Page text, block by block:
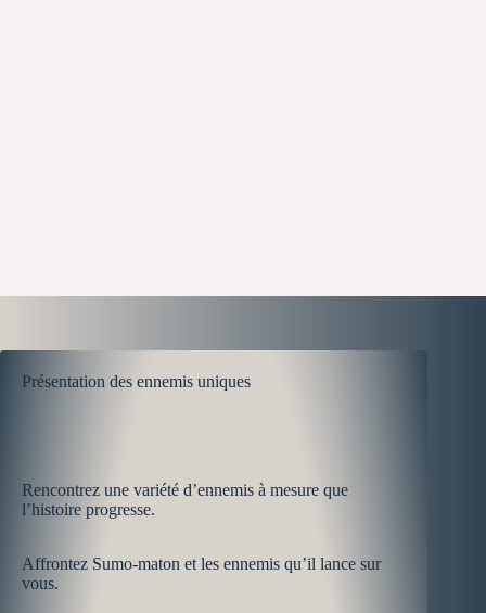
Présentation des ennemis uniques
Rencontrez une variété d’ennemis à mesure que
l’histoire progresse.
Affrontez Sumo-maton et les ennemis qu’il lance sur
vous.